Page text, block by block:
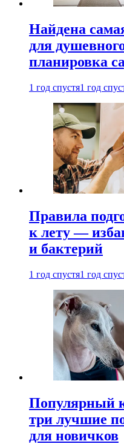
Найдена
для
планировка
1 год спустя1 год
Правила
к лету —
и бактерий
1 год спустя1 год
Популярный
три лучшие
для новичков